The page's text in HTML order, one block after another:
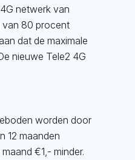
netwerk van
van 80 procent
dat de maximale
nieuwe Tele2 4G
worden door
12 maanden
€1,- minder.